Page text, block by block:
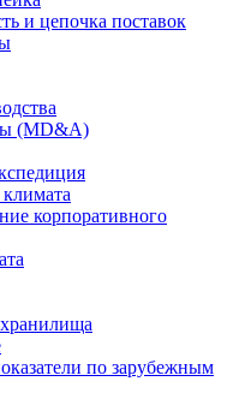
и цепочка поставок
(MD&A)
корпоративного
по зарубежным